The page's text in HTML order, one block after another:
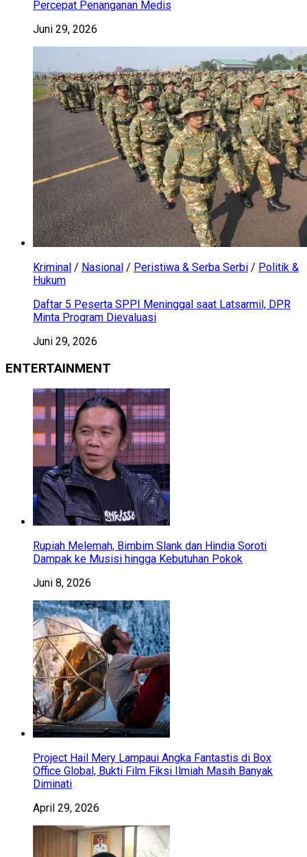
Percepat Penanganan Medis
Juni 29, 2026
Kriminal / Nasional / Peristiwa & Serba Serbi / Politik &
Hukum
Daftar 5 Peserta SPPI Meninggal saat Latsarmil, DPR
Minta Program Dievaluasi
Juni 29, 2026
ENTERTAINMENT
Rupiah Melemah, Bimbim Slank dan Hindia Soroti
Dampak ke Musisi hingga Kebutuhan Pokok
Juni 8, 2026
Project Hail Mery Lampaui Angka Fantastis di Box
Office Global, Bukti Film Fiksi Ilmiah Masih Banyak
Diminati
April 29, 2026